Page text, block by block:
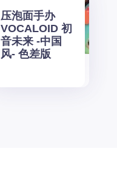
压泡面手办
VOCALOID 初
音未来 -中国
风- 色差版